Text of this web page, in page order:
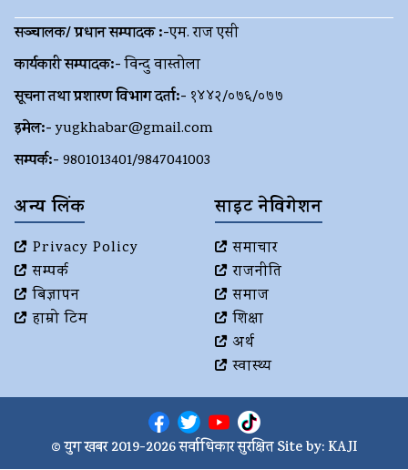
सञ्चालक/ प्रधान सम्पादक :-एम. राज एसी
कार्यकारी सम्पादक:-विन्दु वास्तोला
सूचना तथा प्रशारण विभाग दर्ता:- १४४२/०७६/०७७
इमेल:- yugkhabar@gmail.com
सम्पर्क:- 9801013401/9847041003
अन्य लिंक
Privacy Policy
सम्पर्क
बिज्ञापन
हाम्रो टिम
साइट नेविगेशन
समाचार
राजनीति
समाज
शिक्षा
अर्थ
स्वास्थ्य
© युग खबर 2019-2026 सर्वाधिकार सुरक्षित Site by: KAJI